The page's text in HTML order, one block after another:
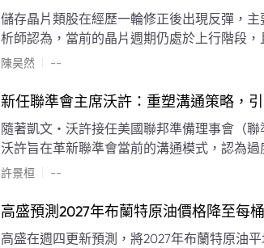
儲存晶片類股在經歷一輪修正後出現反彈，
析師認為，當前的晶片週期仍處於上行階段
限的支撐下，價格預期將持續走高。
陳昊然 --
新任聯準會主席沃許：重塑溝通策略，
隨著凱文・沃許接任美國聯邦準備理事會（
沃許旨在革新聯準會當前的溝通模式，認為
計畫重塑政策預期的發布方式及其頻率，目
許景桓 --
高盛預測2027年布蘭特原油價格降至每
高盛在週四更新預測，將2027年布蘭特原油